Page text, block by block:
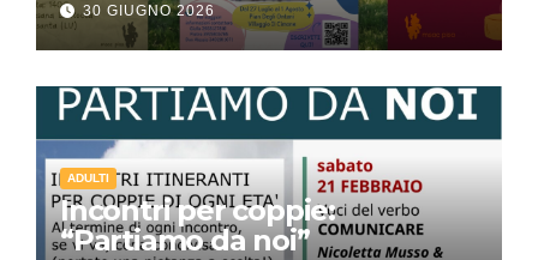
30 GIUGNO 2026
ADULTI
Incontri per coppie:
“Partiamo da noi”